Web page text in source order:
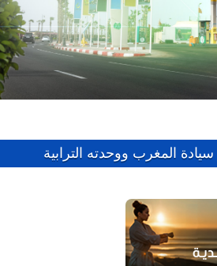
المغرب ووحدته الترابية